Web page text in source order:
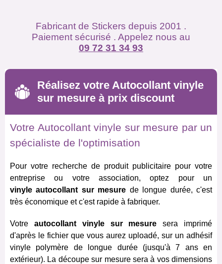
Fabricant de Stickers depuis 2001 .
Paiement sécurisé . Appelez nous au
09 72 31 34 93
Réalisez votre Autocollant vinyle
sur mesure à prix discount
Votre Autocollant vinyle sur mesure par un
spécialiste de l'optimisation
Pour votre recherche de produit publicitaire pour votre
entreprise ou votre association, optez pour un
vinyle autocollant sur mesure de longue durée, c'est
très économique et c'est rapide à fabriquer.
Votre autocollant vinyle sur mesure sera imprimé
d'après le fichier que vous aurez uploadé, sur un adhésif
vinyle polymère de longue durée (jusqu'à 7 ans en
extérieur). La découpe sur mesure sera à vos dimensions